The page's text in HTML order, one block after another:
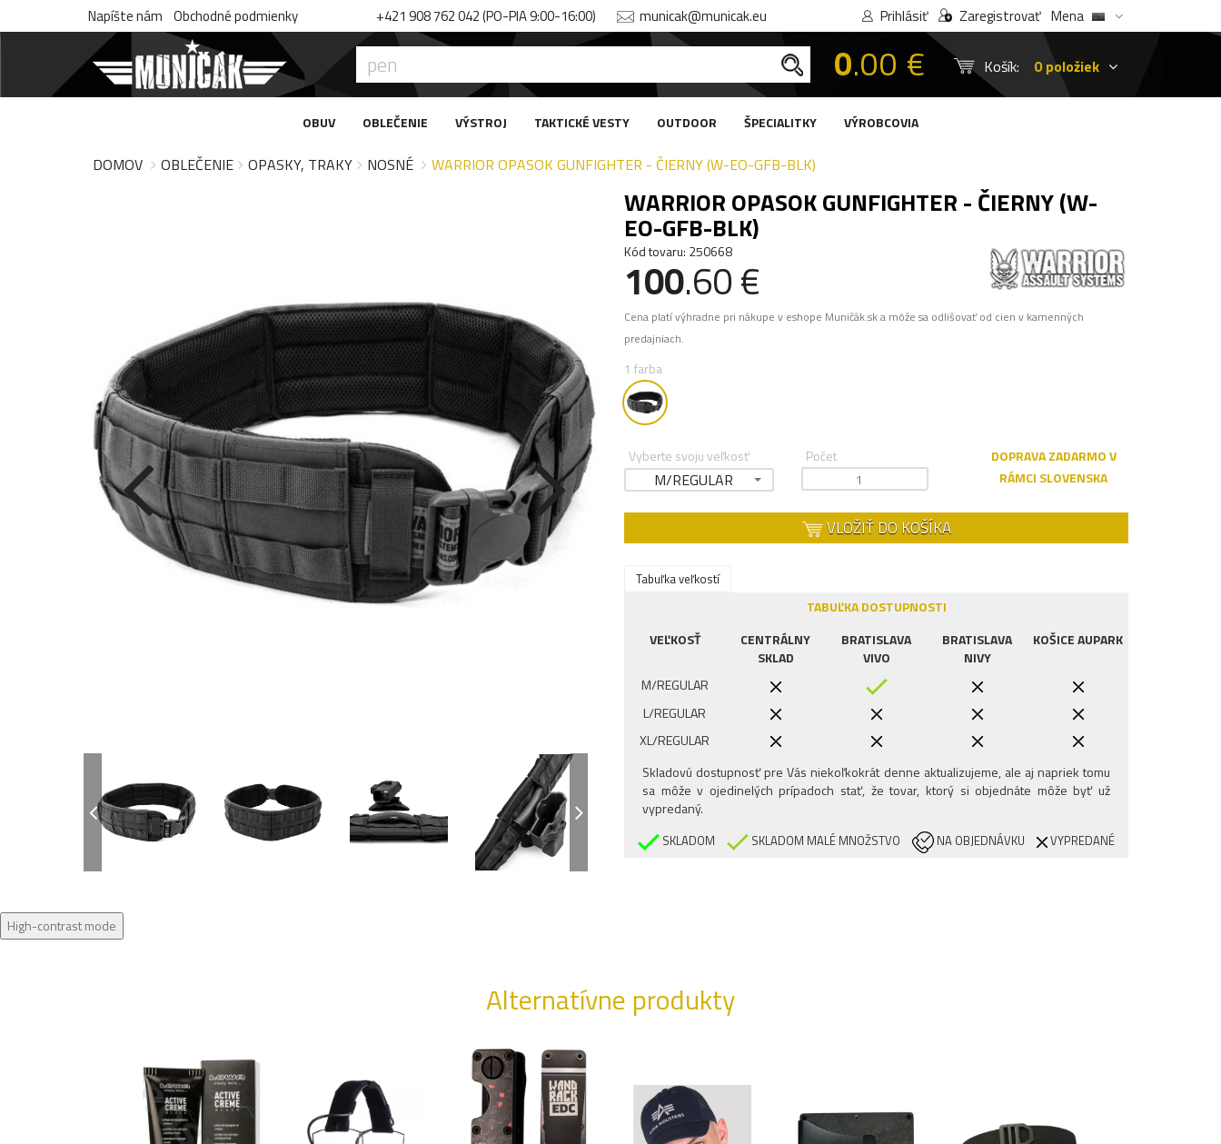
Napíšte nám Obchodné podmienky +421 908 762 042 (PO-PIA 9:00-16:00) municak@municak.eu Prihlásiť Zaregistrovať Mena
0.00 € Košík: 0 položiek
OBUV OBLEČENIE VÝSTROJ TAKTICKÉ VESTY OUTDOOR ŠPECIALITKY VÝROBCOVIA
DOMOV OBLEČENIE OPASKY, TRAKY NOSNÉ WARRIOR OPASOK GUNFIGHTER - ČIERNY (W-EO-GFB-BLK)
WARRIOR OPASOK GUNFIGHTER - ČIERNY (W-
EO-GFB-BLK)
Kód tovaru: 250668
100.60 €
Cena platí výhradne pri nákupe v eshope Muničák.sk a môže sa odlišovať od cien v kamenných
predajniach.
1 farba
Vyberte svoju veľkosť
M/REGULAR
Počet
DOPRAVA ZADARMO V
RÁMCI SLOVENSKA
VLOŽIŤ DO KOŠÍKA
Tabuľka veľkostí
TABUĽKA DOSTUPNOSTI
VEĽKOSŤ
CENTRÁLNY
SKLAD
BRATISLAVA
VIVO
BRATISLAVA
NIVY
KOŠICE AUPARK
M/REGULAR
L/REGULAR
XL/REGULAR
Skladovú dostupnosť pre Vás niekoľkokrát denne aktualizujeme, ale aj napriek tomu
sa môže v ojedinelých prípadoch stať, že tovar, ktorý si objednáte môže byť už
vypredaný.
SKLADOM SKLADOM MALÉ MNOŽSTVO NA OBJEDNÁVKU VYPREDANÉ
High-contrast mode
Alternatívne produkty